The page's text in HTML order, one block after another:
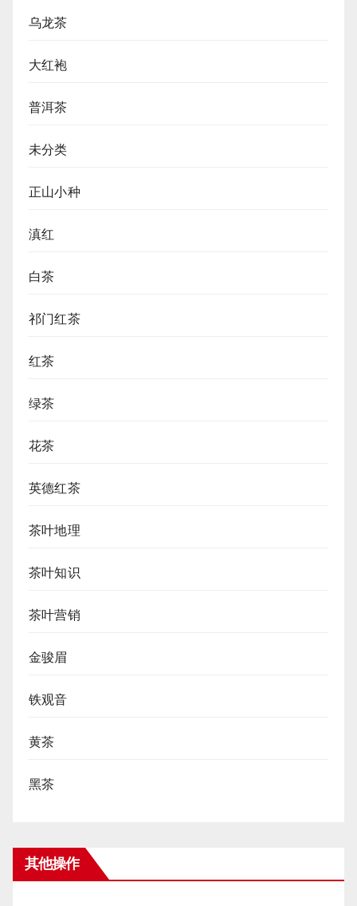
乌龙茶
大红袍
普洱茶
未分类
正山小种
滇红
白茶
祁门红茶
红茶
绿茶
花茶
英德红茶
茶叶地理
茶叶知识
茶叶营销
金骏眉
铁观音
黄茶
黑茶
其他操作